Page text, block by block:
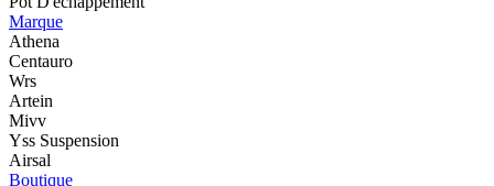
Marque
Athena
Centauro
Wrs
Artein
Mivv
Yss Suspension
Airsal
Boutique